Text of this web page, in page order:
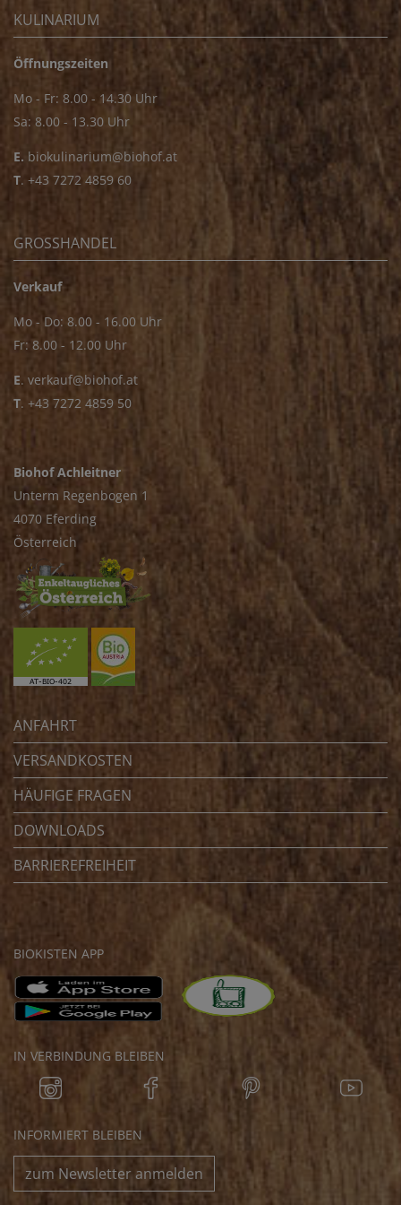
KULINARIUM
Öffnungszeiten
Mo - Fr: 8.00 - 14.30 Uhr
Sa: 8.00 - 13.30 Uhr
E. biokulinarium@biohof.at
T. +43 7272 4859 60
GROSSHANDEL
Verkauf
Mo - Do: 8.00 - 16.00 Uhr
Fr: 8.00 - 12.00 Uhr
E. verkauf@biohof.at
T. +43 7272 4859 50
Biohof Achleitner
Unterm Regenbogen 1
4070 Eferding
Österreich
ANFAHRT
VERSANDKOSTEN
HÄUFIGE FRAGEN
DOWNLOADS
BARRIEREFREIHEIT
BIOKISTEN APP
IN VERBINDUNG BLEIBEN
INFORMIERT BLEIBEN
zum Newsletter anmelden